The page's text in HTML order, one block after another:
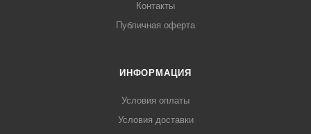
Контакты
Публичная оферта
ИНФОРМАЦИЯ
Условия оплаты
Условия доставки